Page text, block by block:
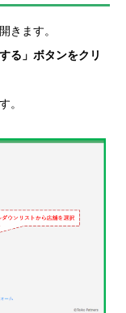
きます。
る」ボタンをクリ
。